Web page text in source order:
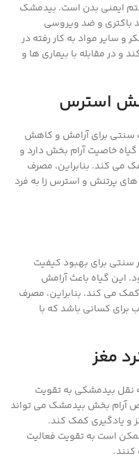
ایمنی بدن است. بیدمشک
باکتری و ضد ویروسی
سایر مواد به کار رفته در
در مقابله با بیماری ها و
سنتی برای آرامش و کاهش
خاصیت آرام بخش دارد و
کند. بنابراین، مصرف
های پرتنش و استرس زا به فرد
برای بهبود کیفیت
این گیاه باعث آرامش
می کند. بنابراین، مصرف
برای کسانی باشد که با
نقل بیدمشکی به تقویت
آرام بخش بیدمشک می تواند
و یادگیری کمک کند.
است به تقویت فعالیت